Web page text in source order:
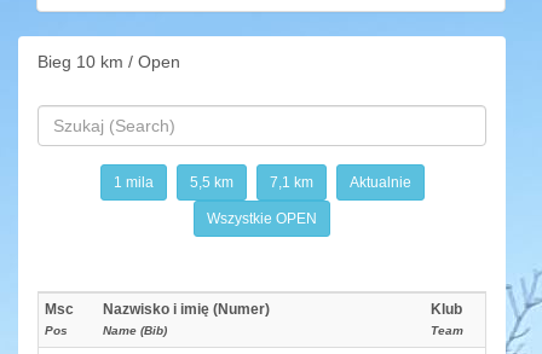
Bieg 10 km / Open
1 mila 5,5 km 7,1 km Aktualnie
Wszystkie OPEN
Msc
Pos
Nazwisko i imię (Numer)
Name (Bib)
Klub
Team